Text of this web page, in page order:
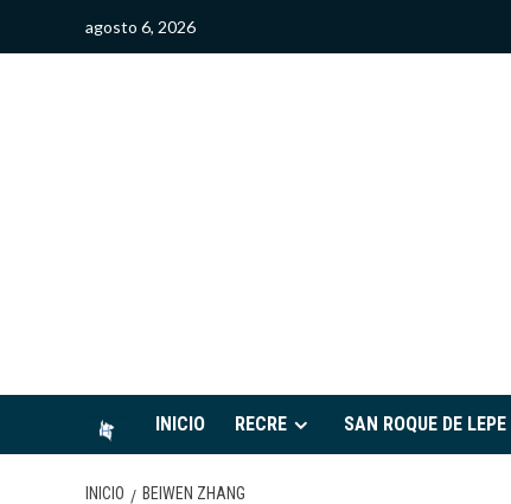
agosto 6, 2026
INICIO RECRE SAN ROQUE DE LEPE
INICIO BEIWEN ZHANG